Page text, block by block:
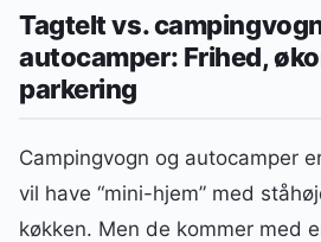
Tagtelt vs.
autocamper: Frihed,
parkering
Campingvogn og autocamper
vil have “mini-hjem” med
køkken. Men de kommer med